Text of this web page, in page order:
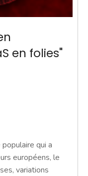
en folies"
qui a
européens, le
variations